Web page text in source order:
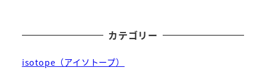
カテゴリー
isotope（アイソトープ）